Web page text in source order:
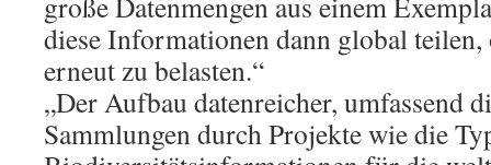
diese Informationen dann global
erneut zu belasten.“
„Der Aufbau datenreicher, umfassend
Sammlungen durch Projekte wie die